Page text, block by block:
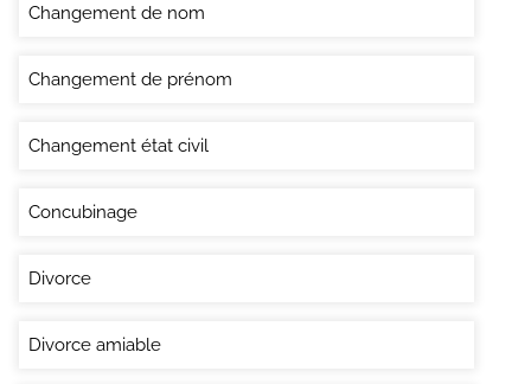
Changement de nom
Changement de prénom
Changement état civil
Concubinage
Divorce
Divorce amiable